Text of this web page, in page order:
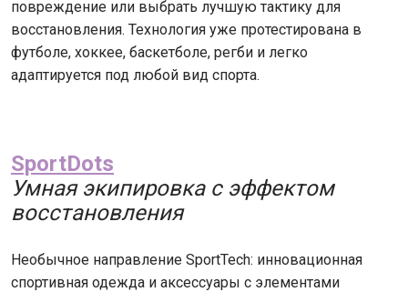
повреждение или выбрать лучшую тактику для
восстановления. Технология уже протестирована в
футболе, хоккее, баскетболе, регби и легко
адаптируется под любой вид спорта.
SportDots
Умная экипировка с эффектом
восстановления
Необычное направление SportTech: инновационная
спортивная одежда и аксессуары с элементами